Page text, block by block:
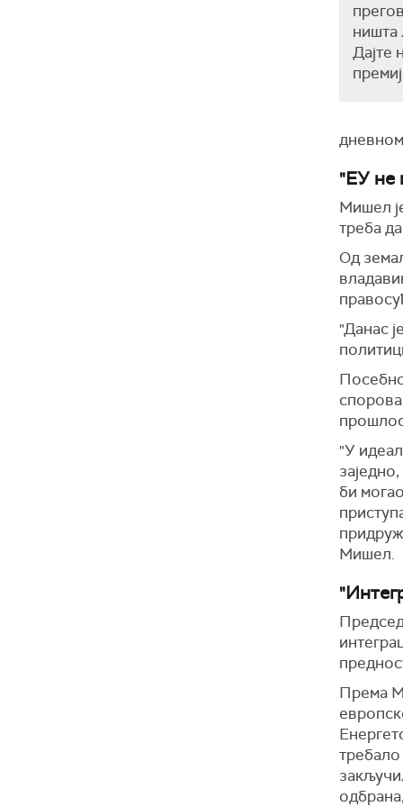
ништа
Дајте
"ЕУ не
Мишел
треба
Од
"Данас
"У
би
Мишел.
Према
требало